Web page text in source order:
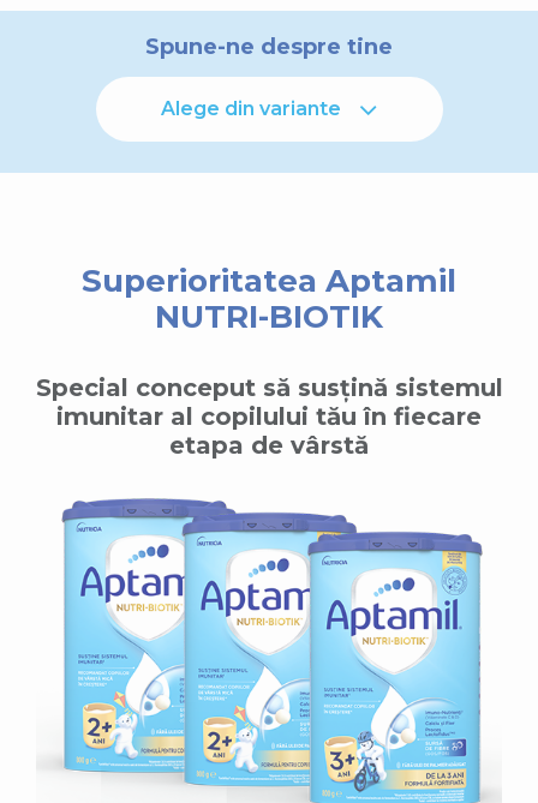
Spune-ne despre tine
Alege din variante
Superioritatea Aptamil
NUTRI-BIOTIK
Special conceput să susțină sistemul
imunitar al copilului tău în fiecare
etapa de vârstă